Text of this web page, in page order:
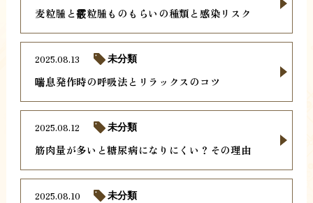
麦粒腫と霰粒腫ものもらいの種類と感染リスク
喘息発作時の呼吸法とリラックスのコツ
2025.08.13 未分類
筋肉量が多いと糖尿病になりにくい？その理由
2025.08.12 未分類
2025.08.10 未分類